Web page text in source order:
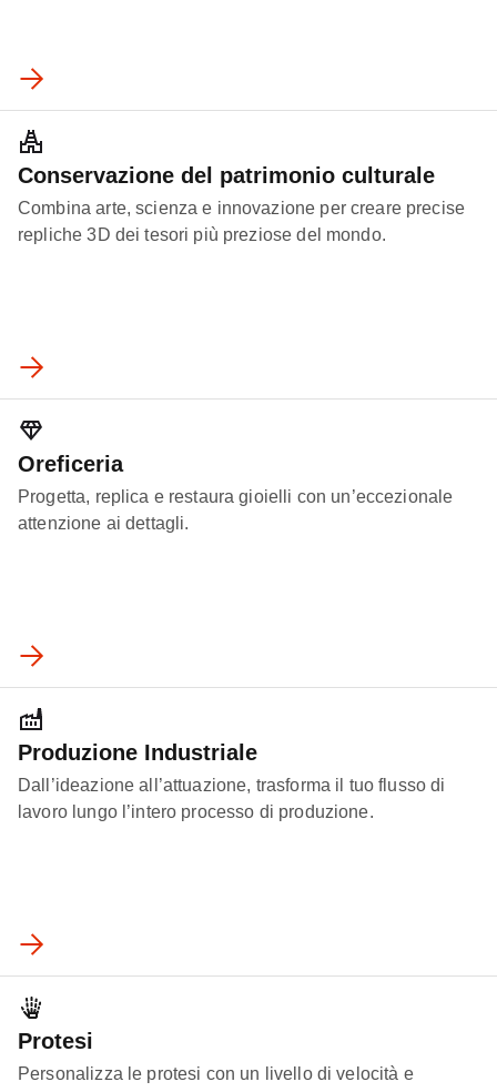
Conservazione del patrimonio culturale
Combina arte, scienza e innovazione per creare precise
repliche 3D dei tesori più preziose del mondo.
Oreficeria
Progetta, replica e restaura gioielli con un’eccezionale
attenzione ai dettagli.
Produzione Industriale
Dall’ideazione all’attuazione, trasforma il tuo flusso di
lavoro lungo l’intero processo di produzione.
Protesi
Personalizza le protesi con un livello di velocità e